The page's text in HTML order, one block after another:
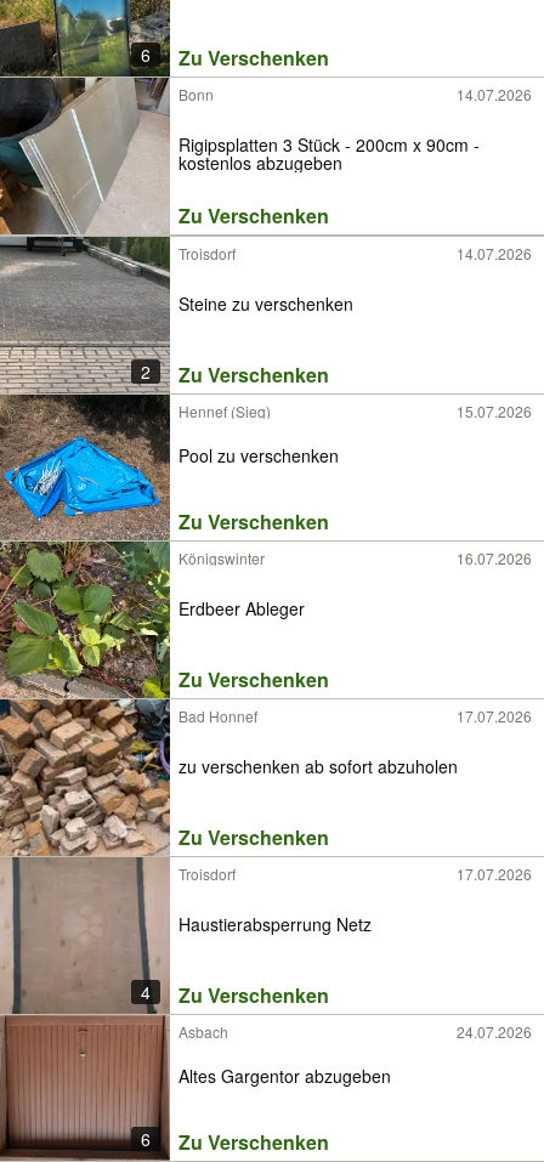
6 Zu Verschenken
Bonn 14.07.2026
Rigipsplatten 3 Stück - 200cm x 90cm -
kostenlos abzugeben
Zu Verschenken
2
Troisdorf 14.07.2026
Steine zu verschenken
Zu Verschenken
Hennef (Sieg) 15.07.2026
Pool zu verschenken
Zu Verschenken
Königswinter 16.07.2026
Erdbeer Ableger
Zu Verschenken
Bad Honnef 17.07.2026
zu verschenken ab sofort abzuholen
Zu Verschenken
4
Troisdorf 17.07.2026
Haustierabsperrung Netz
Zu Verschenken
6
Asbach 24.07.2026
Altes Gargentor abzugeben
Zu Verschenken